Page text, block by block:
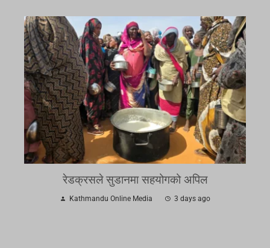
रेडक्रसले सुडानमा सहयोगको अपिल
Kathmandu Online Media 3 days ago